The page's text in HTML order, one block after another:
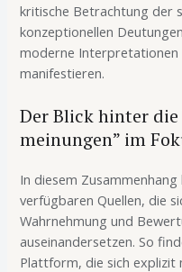
kritische Betrachtung der
konzeptionellen
moderne
manifestieren.
Der Blick hinter
meinungen” im
In diesem
verfügbaren Quellen, die
Wahrnehmung und
auseinandersetzen. So
Plattform, die sich explizit